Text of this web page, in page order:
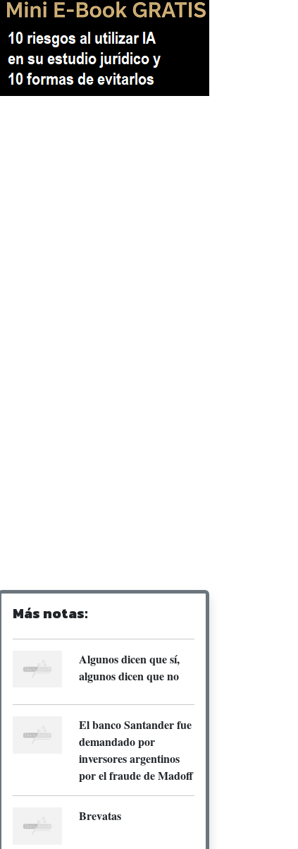
Más notas:
Algunos dicen que sí,
algunos dicen que no
El banco Santander fue
demandado por
inversores argentinos
por el fraude de Madoff
Brevatas